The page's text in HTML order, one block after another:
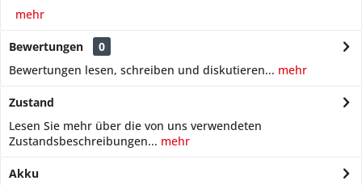
mehr
Bewertungen
0
Bewertungen lesen, schreiben und diskutieren... mehr
Zustand
Lesen Sie mehr über die von uns verwendeten
Zustandsbeschreibungen... mehr
Akku